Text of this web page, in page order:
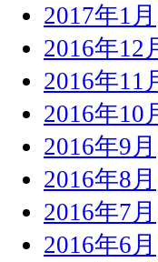
2017年1月
2016年12
2016年11
2016年10
2016年9月
2016年8月
2016年7月
2016年6月